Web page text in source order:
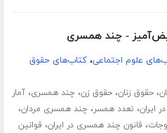
- چند همسری
علوم اجتماعی،کتاب‌های حقوق
،حقوق زنان،حقوق زن، چند همسری،آمار
ایران، تعدد همسر، چند همسری مردان،
، قانون چند همسری در ایران، قوانین